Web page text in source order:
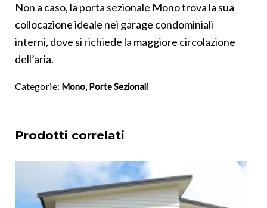
Non a caso, la porta sezionale Mono trova la sua
collocazione ideale nei garage condominiali
interni, dove si richiede la maggiore circolazione
dell’aria.
Categorie: Mono, Porte Sezionali
Prodotti correlati